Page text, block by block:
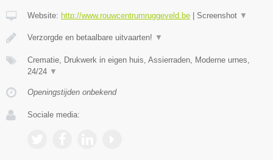
Website: http://www.rouwcentrumruggeveld.be Screenshot ▼
Verzorgde en betaalbare uitvaarten! ▼
Crematie, Drukwerk in eigen huis, Assierraden, Moderne urnes,
24/24 ▼
Openingstijden onbekend
Sociale media: